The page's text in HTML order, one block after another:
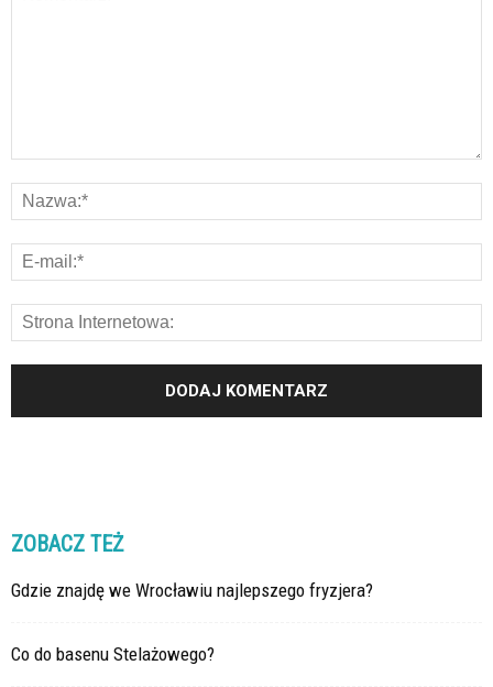
ZOBACZ TEŻ
Gdzie znajdę we Wrocławiu najlepszego fryzjera?
Co do basenu Stelażowego?